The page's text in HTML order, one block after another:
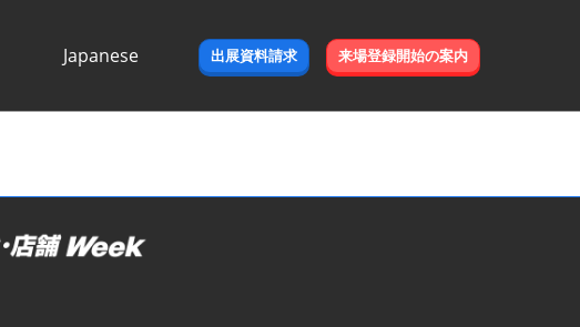
Japanese
出展資料請求 来場登録開始の案内